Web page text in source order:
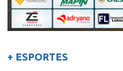
+ ESPORTES